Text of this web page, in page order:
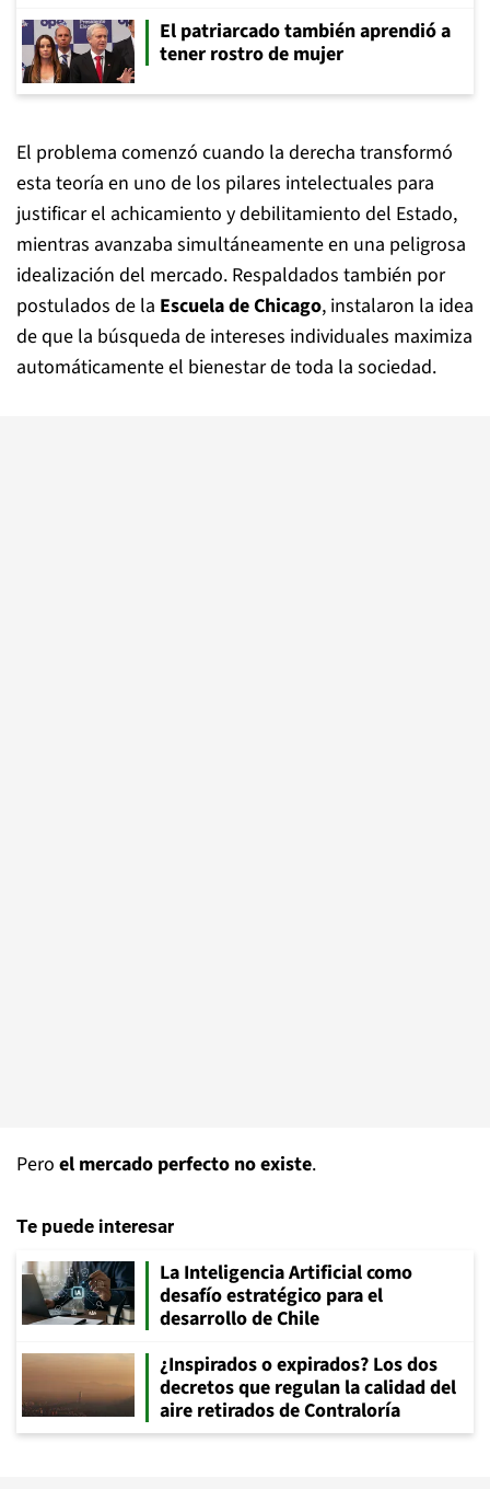
El patriarcado también aprendió a
tener rostro de mujer
El problema comenzó cuando la derecha transformó
esta teoría en uno de los pilares intelectuales para
justificar el achicamiento y debilitamiento del Estado,
mientras avanzaba simultáneamente en una peligrosa
idealización del mercado. Respaldados también por
postulados de la Escuela de Chicago, instalaron la idea
de que la búsqueda de intereses individuales maximiza
automáticamente el bienestar de toda la sociedad.
Pero el mercado perfecto no existe.
Te puede interesar
La Inteligencia Artificial como
desafío estratégico para el
desarrollo de Chile
¿Inspirados o expirados? Los dos
decretos que regulan la calidad del
aire retirados de Contraloría